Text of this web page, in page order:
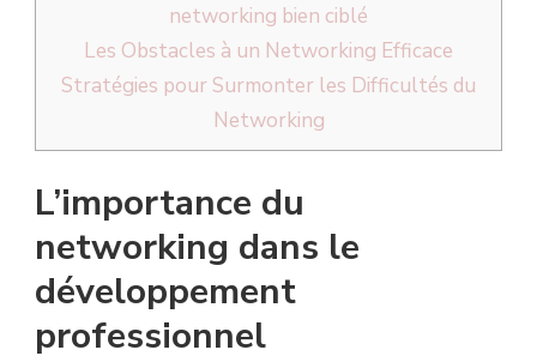
networking bien ciblé
Les Obstacles à un Networking Efficace
Stratégies pour Surmonter les Difficultés du
Networking
L’importance du
networking dans le
développement
professionnel